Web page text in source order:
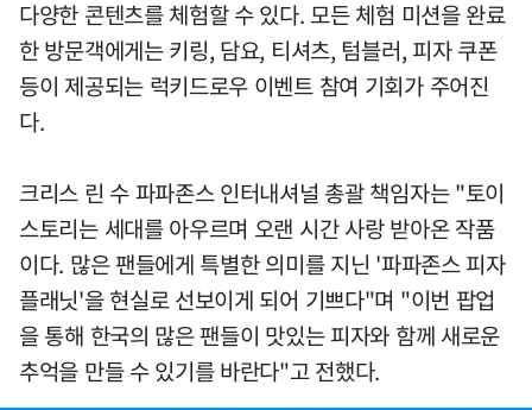
다양한 콘텐츠를 체험할 수 있다. 모든 체험 미션을 완료
한 방문객에게는 키링, 담요, 티셔츠, 텀블러, 피자 쿠폰
등이 제공되는 럭키드로우 이벤트 참여 기회가 주어진
다.
크리스 린 수 파파존스 인터내셔널 총괄 책임자는 "토이
스토리는 세대를 아우르며 오랜 시간 사랑 받아온 작품
이다. 많은 팬들에게 특별한 의미를 지닌 '파파존스 피자
플래닛'을 현실로 선보이게 되어 기쁘다"며 "이번 팝업
을 통해 한국의 많은 팬들이 맛있는 피자와 함께 새로운
추억을 만들 수 있기를 바란다"고 전했다.